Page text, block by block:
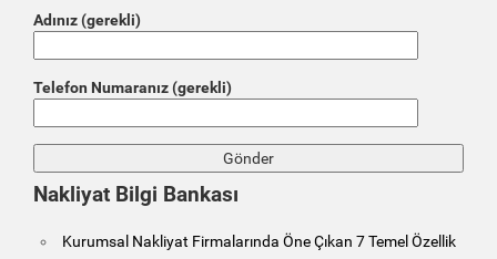
Adınız (gerekli)
Telefon Numaranız (gerekli)
Nakliyat Bilgi Bankası
Kurumsal Nakliyat Firmalarında Öne Çıkan 7 Temel Özellik